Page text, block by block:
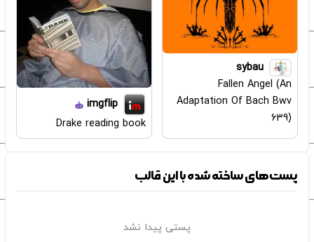
sybau
Fallen Angel (An
Adaptation Of Bach Bwv
639)
imgflip
Drake reading book
پست‌های ساخته شده با این قالب
پستی پیدا نشد